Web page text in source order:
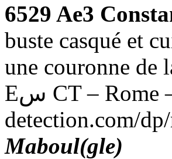
6529 Ae3
buste casqué et
une couronne de
Eﺱ CT – Rome – 320 – RIC.201 (R4) - http://www.la-
detection.com/
Maboul(gle)